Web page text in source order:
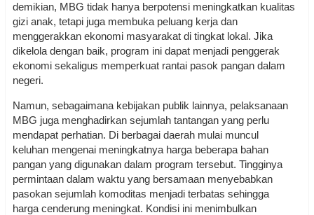
demikian, MBG tidak hanya berpotensi meningkatkan kualitas
gizi anak, tetapi juga membuka peluang kerja dan
menggerakkan ekonomi masyarakat di tingkat lokal. Jika
dikelola dengan baik, program ini dapat menjadi penggerak
ekonomi sekaligus memperkuat rantai pasok pangan dalam
negeri.
Namun, sebagaimana kebijakan publik lainnya, pelaksanaan
MBG juga menghadirkan sejumlah tantangan yang perlu
mendapat perhatian. Di berbagai daerah mulai muncul
keluhan mengenai meningkatnya harga beberapa bahan
pangan yang digunakan dalam program tersebut. Tingginya
permintaan dalam waktu yang bersamaan menyebabkan
pasokan sejumlah komoditas menjadi terbatas sehingga
harga cenderung meningkat. Kondisi ini menimbulkan